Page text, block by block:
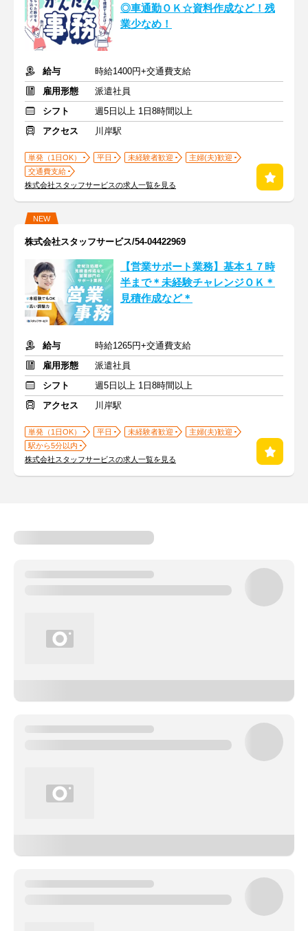
◎車通勤ＯＫ☆資料作成など！残
業少なめ！
給与
時給1400円+交通費支給
雇用形態
派遣社員
シフト
週5日以上 1日8時間以上
アクセス
川岸駅
単発（1日OK） 平日 未経験者歓迎
主婦(夫)歓迎
交通費支給
株式会社スタッフサービスの求人一覧を見る
NEW
株式会社スタッフサービス/54-04422969
【営業サポート業務】基本１７時
半まで＊未経験チャレンジＯＫ＊
見積作成など＊
給与
時給1265円+交通費支給
雇用形態
派遣社員
シフト
週5日以上 1日8時間以上
アクセス
川岸駅
単発（1日OK） 平日 未経験者歓迎
主婦(夫)歓迎
駅から5分以内
株式会社スタッフサービスの求人一覧を見る